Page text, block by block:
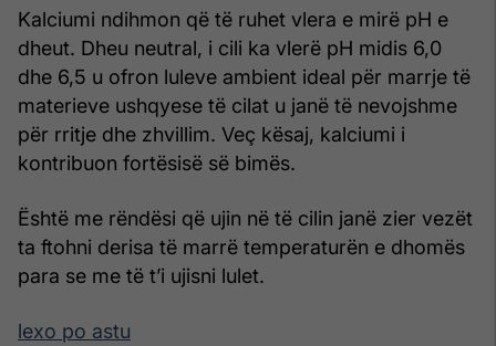
Kalciumi ndihmon që të ruhet vlera e mirë pH e
dheut. Dheu neutral, i cili ka vlerë pH midis 6,0
dhe 6,5 u ofron luleve ambient ideal për marrje të
materieve ushqyese të cilat u janë të nevojshme
për rritje dhe zhvillim. Veç kësaj, kalciumi i
kontribuon fortësisë së bimës.
Është me rëndësi që ujin në të cilin janë zier vezët
ta ftohni derisa të marrë temperaturën e dhomës
para se me të t’i ujisni lulet.
lexo po astu